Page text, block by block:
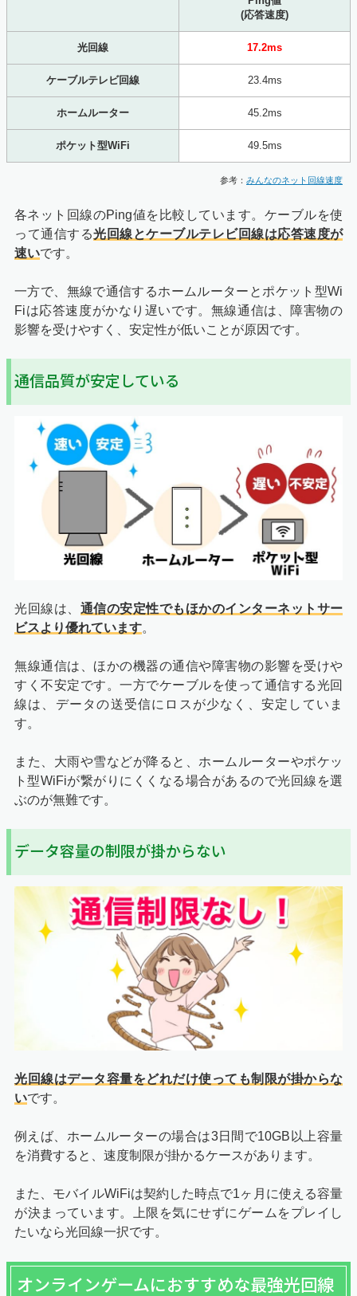
(応答速度)
光回線 17.2ms
ケーブルテレビ回線 23.4ms
ホームルーター 45.2ms
ポケット型WiFi 49.5ms
参考： みんなのネット回線速度
各ネット回線のPing値を比較しています。ケーブルを使
って通信する光回線とケーブルテレビ回線は応答速度が
速いです。
一方で、無線で通信するホームルーターとポケット型Wi
Fiは応答速度がかなり遅いです。無線通信は、障害物の
影響を受けやすく、安定性が低いことが原因です。
通信品質が安定している
光回線は、 通信の安定性でもほかのインターネットサー
ビスより優れています。
無線通信は、ほかの機器の通信や障害物の影響を受けや
すく不安定です。一方でケーブルを使って通信する光回
線は、データの送受信にロスが少なく、安定していま
す。
また、大雨や雪などが降ると、ホームルーターやポケッ
ト型WiFiが繋がりにくくなる場合があるので光回線を選
ぶのが無難です。
データ容量の制限が掛からない
光回線はデータ容量をどれだけ使っても制限が掛からな
いです。
例えば、ホームルーターの場合は3日間で10GB以上容量
を消費すると、速度制限が掛かるケースがあります。
また、モバイルWiFiは契約した時点で1ヶ月に使える容量
が決まっています。上限を気にせずにゲームをプレイし
たいなら光回線一択です。
オンラインゲームにおすすめな最強光回線